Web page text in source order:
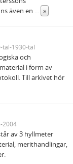
även en ... »
tal-1930-tal
och
i form av
Till arkivet hör
2004
av 3 hyllmeter
merithandlingar,